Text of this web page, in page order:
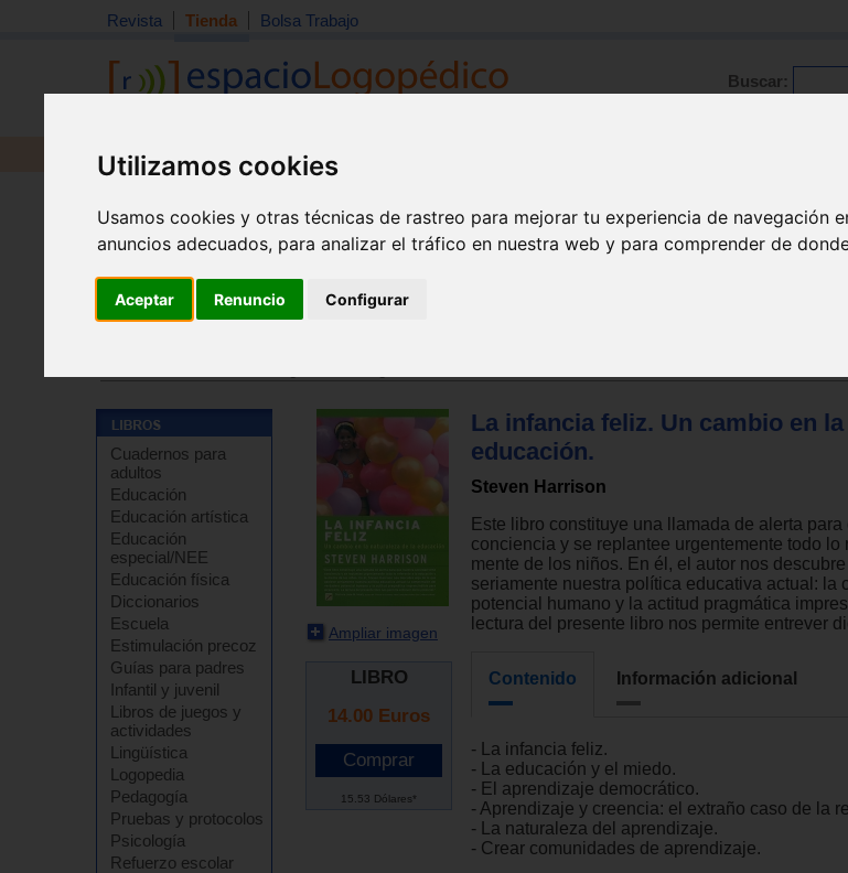
Utilizamos cookies
Usamos cookies y otras técnicas de rastreo para mejorar tu experiencia de navegación
anuncios adecuados, para analizar el tráfico en nuestra web y para comprender de
Aceptar Renuncio Configurar
Revista Tienda Bolsa Trabajo
Buscar:
Revista Libros Material
Cuadernos para
adultos
Educación
Educación artística
Educación
especial/NEE
Educación física
Diccionarios
Escuela
Estimulación precoz
Guías para padres
Infantil y juvenil
Libros de juegos y
actividades
Lingüística
Logopedia
Pedagogía
Pruebas y protocolos
Psicología
Refuerzo escolar
Ampliar imagen
LIBRO
14.00 Euros
15.53 Dólares*
La infancia feliz. Un cambio en
educación.
Steven Harrison
Este libro constituye una llamada de alerta
conciencia y se replantee urgentemente todo lo
mente de los niños. En él, el autor nos
seriamente nuestra política educativa actual: la
potencial humano y la actitud pragmática
lectura del presente libro nos permite entrever
Contenido Información adicional
- La infancia feliz.
- La educación y el miedo.
- El aprendizaje democrático.
- Aprendizaje y creencia: el extraño caso de la
- La naturaleza del aprendizaje.
- Crear comunidades de aprendizaje.